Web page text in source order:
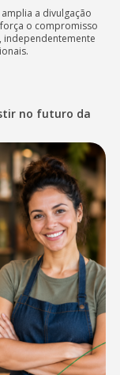
a divulgação
o compromisso
no futuro da